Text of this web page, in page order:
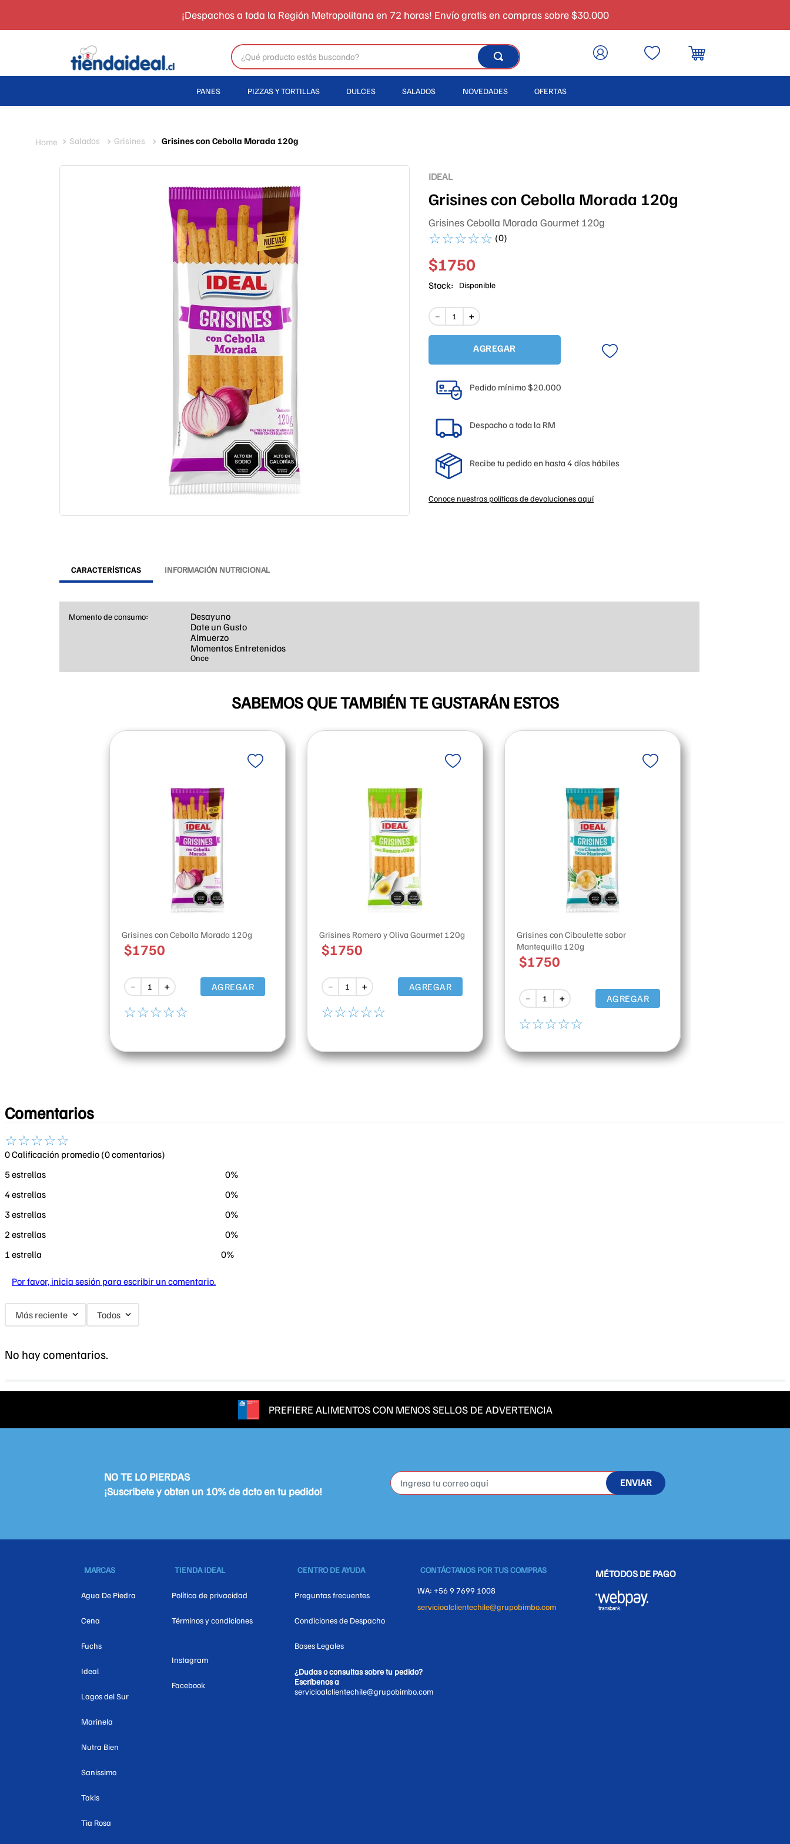
¡Despachos a toda la Región Metropolitana en 72 horas! Envío gratis en compras sobre $30.000
¿Qué producto estás buscando?
PANES PIZZAS Y TORTILLAS DULCES SALADOS NOVEDADES OFERTAS
Salados Grisines Grisines con Cebolla Morada 120g
IDEAL
Grisines con Cebolla Morada 120g
Grisines Cebolla Morada Gourmet 120g
☆☆☆☆☆ (0)
$1750
Stock: Disponible
＋
－
AGREGAR
Pedido mínimo $20.000
Despacho a toda la RM
Recibe tu pedido en hasta 4 días hábiles
Conoce nuestras políticas de devoluciones aquí
CARACTERÍSTICAS INFORMACIÓN NUTRICIONAL
Momento de consumo
Desayuno
Date un Gusto
Almuerzo
Momentos Entretenidos
Once
Grisines con Cebolla Morada 120g
$1750
＋
－ AGREGAR
☆☆☆☆☆
Grisines Romero y Oliva Gourmet 120g
$1750
＋
－ AGREGAR
☆☆☆☆☆
Grisines con Ciboulette sabor
Mantequilla 120g
$1750
＋
－ AGREGAR
☆☆☆☆☆
Comentarios
☆☆☆☆☆
0 Calificación promedio (0 comentarios)
5 estrellas
0%
4 estrellas
0%
3 estrellas
0%
2 estrellas
0%
1 estrella
0%
Por favor, inicia sesión para escribir un comentario.
Más reciente Todos
No hay comentarios.
PREFIERE ALIMENTOS CON MENOS SELLOS DE ADVERTENCIA
NO TE LO PIERDAS ENVIAR
MARCAS
Agua De Piedra
Cena
Fuchs
Ideal
Lagos del Sur
Marinela
Nutra Bien
Sanissimo
Takis
Tia Rosa
TIENDA IDEAL
Política de privacidad
Términos y condiciones
Instagram
Facebook
CENTRO DE AYUDA
Preguntas frecuentes
Condiciones de Despacho
Bases Legales
¿Dudas o consultas sobre tu pedido?
Escríbenos a
servicioalclientechile@grupobimbo.com
CONTÁCTANOS POR TUS COMPRAS
WA: +56 9 7699 1008
servicioalclientechile@grupobimbo.com
MÉTODOS DE PAGO